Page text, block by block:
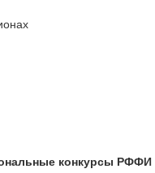
конкурсы РФФИ